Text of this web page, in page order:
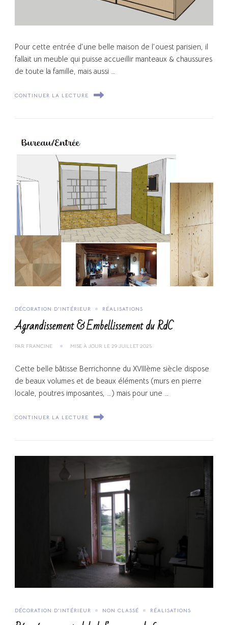
Pour cette entrée d’une belle maison de l’ouest parisien, il
fallait un meuble qui puisse accueillir manteaux & chaussures
de toute la famille, mais aussi …
CONTINUER LA LECTURE
DÉCORATION D'INTÉRIEUR RÉALISATIONS
Agrandissement & Embellissement du RdC
PAR FRANCINE MISE À JOUR LE 29 JUILLET 2025
Cette belle bâtisse Berrichonne du XVIIIème siècle dispose
de beaux volumes et de beaux éléments (murs en pierre
locale, poutres imposantes, …) mais pour une …
CONTINUER LA LECTURE
DÉCORATION D'INTÉRIEUR NON CLASSÉ RÉALISATIONS